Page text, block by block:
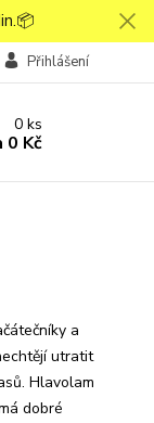
Přihlášení
0ks
0 Kč
a
utratit
Hlavolam
dobré